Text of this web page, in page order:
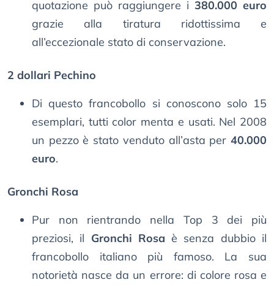
quotazione può raggiungere i 380.000 euro
grazie alla tiratura ridottissima e
all’eccezionale stato di conservazione.
2 dollari Pechino
Di questo francobollo si conoscono solo 15
esemplari, tutti color menta e usati. Nel 2008
un pezzo è stato venduto all’asta per 40.000
euro.
Gronchi Rosa
Pur non rientrando nella Top 3 dei più
preziosi, il Gronchi Rosa è senza dubbio il
francobollo italiano più famoso. La sua
notorietà nasce da un errore: di colore rosa e